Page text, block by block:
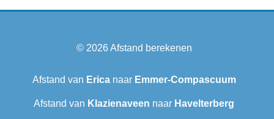
© 2026Afstand berekenen
Afstand van Ericanaar Emmer-Compascuum
Afstand van Klazienaveen naar Havelterberg